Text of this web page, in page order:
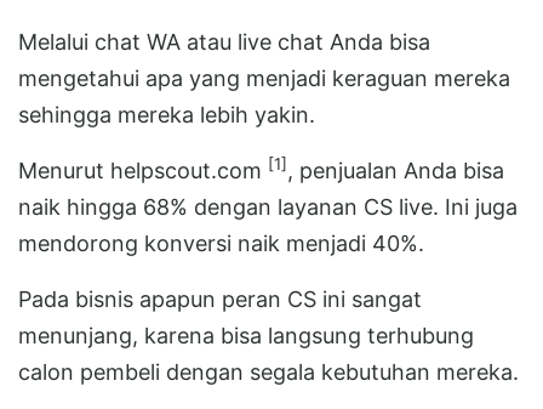
Melalui chat WA atau live chat Anda bisa
mengetahui apa yang menjadi keraguan mereka
sehingga mereka lebih yakin.
Menurut helpscout.com [1] , penjualan Anda bisa
naik hingga 68% dengan layanan CS live. Ini juga
mendorong konversi naik menjadi 40%.
Pada bisnis apapun peran CS ini sangat
menunjang, karena bisa langsung terhubung
calon pembeli dengan segala kebutuhan mereka.